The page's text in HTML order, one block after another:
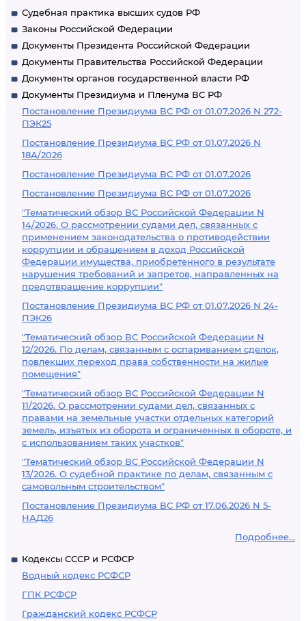
Судебная практика высших судов РФ
Законы Российской Федерации
Документы Президента Российской Федерации
Документы Правительства Российской Федерации
Документы органов государственной власти РФ
Документы Президиума и Пленума ВС РФ
Постановление Президиума ВС РФ от 01.07.2026 N 272-
ПЭК25
Постановление Президиума ВС РФ от 01.07.2026 N
18А/2026
Постановление Президиума ВС РФ от 01.07.2026
Постановление Президиума ВС РФ от 01.07.2026
"Тематический обзор ВС Российской Федерации N
14/2026. О рассмотрении судами дел, связанных с
применением законодательства о противодействии
коррупции и обращением в доход Российской
Федерации имущества, приобретенного в результате
нарушения требований и запретов, направленных на
предотвращение коррупции"
Постановление Президиума ВС РФ от 01.07.2026 N 24-
ПЭК26
"Тематический обзор ВС Российской Федерации N
12/2026. По делам, связанным с оспариванием сделок,
повлекших переход права собственности на жилые
помещения"
"Тематический обзор ВС Российской Федерации N
11/2026. О рассмотрении судами дел, связанных с
правами на земельные участки отдельных категорий
земель, изъятых из оборота и ограниченных в обороте, и
с использованием таких участков"
"Тематический обзор ВС Российской Федерации N
13/2026. О судебной практике по делам, связанным с
самовольным строительством"
Постановление Президиума ВС РФ от 17.06.2026 N 5-
НАД26
Подробнее...
Кодексы СССР и РСФСР
Водный кодекс РСФСР
ГПК РСФСР
Гражданский кодекс РСФСР